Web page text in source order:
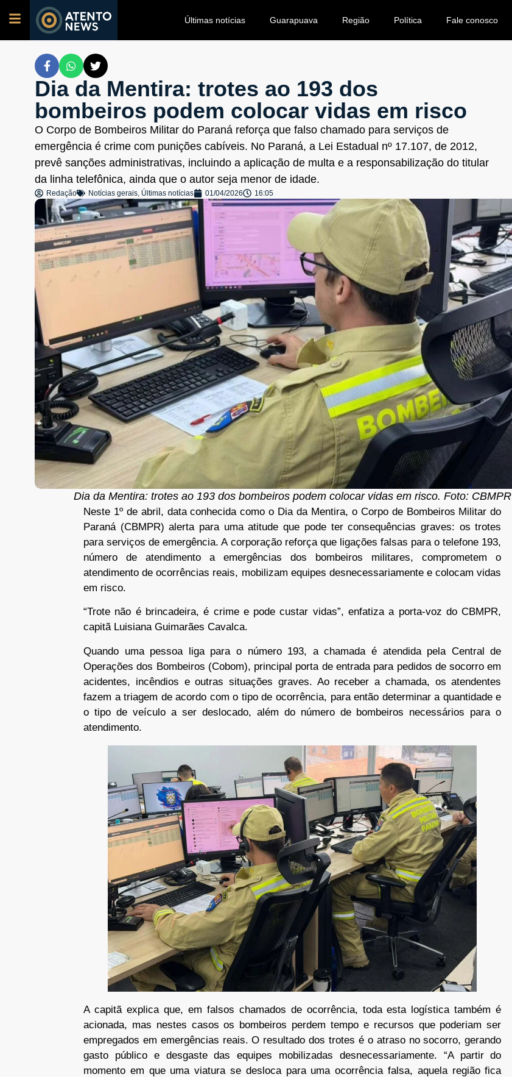
Últimas notícias Guarapuava Região Política Fale conosco
Dia da Mentira: trotes ao 193 dos
bombeiros podem colocar vidas em risco
O Corpo de Bombeiros Militar do Paraná reforça que falso chamado para serviços de
emergência é crime com punições cabíveis. No Paraná, a Lei Estadual nº 17.107, de 2012,
prevê sanções administrativas, incluindo a aplicação de multa e a responsabilização do titular
da linha telefônica, ainda que o autor seja menor de idade.
Redação Notícias gerais, Últimas notícias 01/04/2026 16:05
Dia da Mentira: trotes ao 193 dos bombeiros podem colocar vidas em risco. Foto: CBMPR
Neste 1º de abril, data conhecida como o Dia da Mentira, o Corpo de Bombeiros Militar do
Paraná (CBMPR) alerta para uma atitude que pode ter consequências graves: os trotes
para serviços de emergência. A corporação reforça que ligações falsas para o telefone 193,
número de atendimento a emergências dos bombeiros militares, comprometem o
atendimento de ocorrências reais, mobilizam equipes desnecessariamente e colocam vidas
em risco.
“Trote não é brincadeira, é crime e pode custar vidas”, enfatiza a porta-voz do CBMPR,
capitã Luisiana Guimarães Cavalca.
Quando uma pessoa liga para o número 193, a chamada é atendida pela Central de
Operações dos Bombeiros (Cobom), principal porta de entrada para pedidos de socorro em
acidentes, incêndios e outras situações graves. Ao receber a chamada, os atendentes
fazem a triagem de acordo com o tipo de ocorrência, para então determinar a quantidade e
o tipo de veículo a ser deslocado, além do número de bombeiros necessários para o
atendimento.
A capitã explica que, em falsos chamados de ocorrência, toda esta logística também é
acionada, mas nestes casos os bombeiros perdem tempo e recursos que poderiam ser
empregados em emergências reais. O resultado dos trotes é o atraso no socorro, gerando
gasto público e desgaste das equipes mobilizadas desnecessariamente. “A partir do
momento em que uma viatura se desloca para uma ocorrência falsa, aquela região fica